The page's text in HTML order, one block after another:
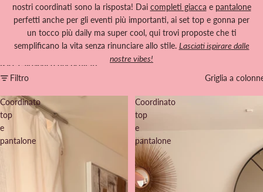
nostri coordinati sono la risposta! Dai completi giacca e pantalone
perfetti anche per gli eventi più importanti, ai set top e gonna per
un tocco più daily ma super cool, qui trovi proposte che ti
semplificano la vita senza rinunciare allo stile. Lasciati ispirare dalle
nostre vibes!
Passa all'elenco dei risultati
Filtro
Griglia a
Coordinato
top
e
pantalone
Coordinato
top
e
pantalone